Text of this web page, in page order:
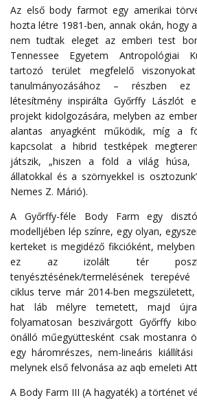
Az első body farmot egy amerikai
hozta létre 1981-ben, annak okán, hogy
nem tudtak eleget az emberi test
Tennessee Egyetem Antropológiai
tartozó terület megfelelő
tanulmányozásához – részben ez
létesítmény inspirálta Győrffy Lászlót
projekt kidolgozására, melyben az
alantas anyagként működik, míg a
kapcsolat a hibrid testképek
játszik, „hiszen a föld a világ húsa,
állatokkal és a szörnyekkel is
Nemes Z. Márió).
A Győrffy-féle Body Farm egy
modelljében lép színre, egy olyan,
kerteket is megidéző fikcióként,
ez az izolált tér
tenyésztésének/termelésének
ciklus terve már 2014-ben
hat láb mélyre temetett, majd újra
folyamatosan beszivárgott Győrffy
önálló műegyüttesként csak mostanra
egy háromrészes, nem-lineáris
melynek első felvonása az aqb emeleti
A Body Farm III (A hagyaték) a történet